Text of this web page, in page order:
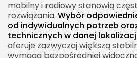
mobilny i radiowy stanowią
rozwiązania. Wybór
od indywidualnych potrzeb
technicznych w danej
oferuje zazwyczaj większą